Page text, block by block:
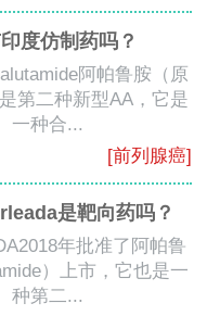
度仿制药吗？
阿帕鲁胺（原
第二种新型AA，它是
一种合...
[前列腺癌]
是靶向药吗？
年批准了阿帕鲁
）上市，它也是一
种第二...